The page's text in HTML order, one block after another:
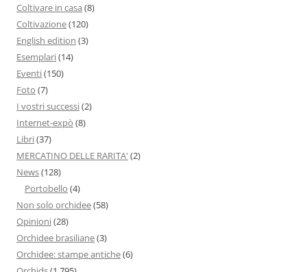
Coltivare in casa (8)
Coltivazione(120)
English edition (3)
Esemplari(14)
Eventi(150)
Foto (7)
I vostri successi(2)
Internet-expò (8)
Libri(37)
MERCATINO DELLE RARITA' (2)
News(128)
Portobello (4)
Non solo orchidee(58)
Opinioni(28)
Orchidee brasiliane(3)
Orchidee: stampe antiche(6)